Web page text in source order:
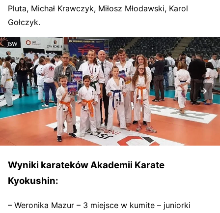
Pluta, Michał Krawczyk, Miłosz Młodawski, Karol
Gołczyk.
Wyniki karateków Akademii Karate
Kyokushin:
– Weronika Mazur – 3 miejsce w kumite – juniorki